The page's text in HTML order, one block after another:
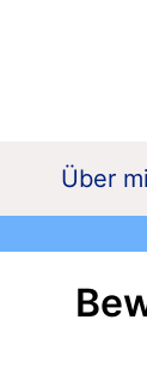
Über